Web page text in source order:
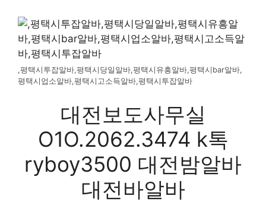
,평택시투잡알바,평택시당일알바,평택시유흥알바,평택시bar알바,
평택시업소알바,평택시고소득알바,평택시투잡알바
대전보도사무실
O1O.2062.3474 k톡
ryboy3500 대전밤알바
대전바알바